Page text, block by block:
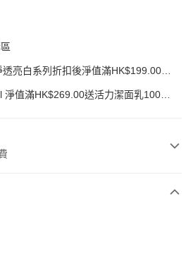
透亮白系列折扣後淨值滿HK$199.00即
淨值滿HK$269.00送活力潔面乳100毫